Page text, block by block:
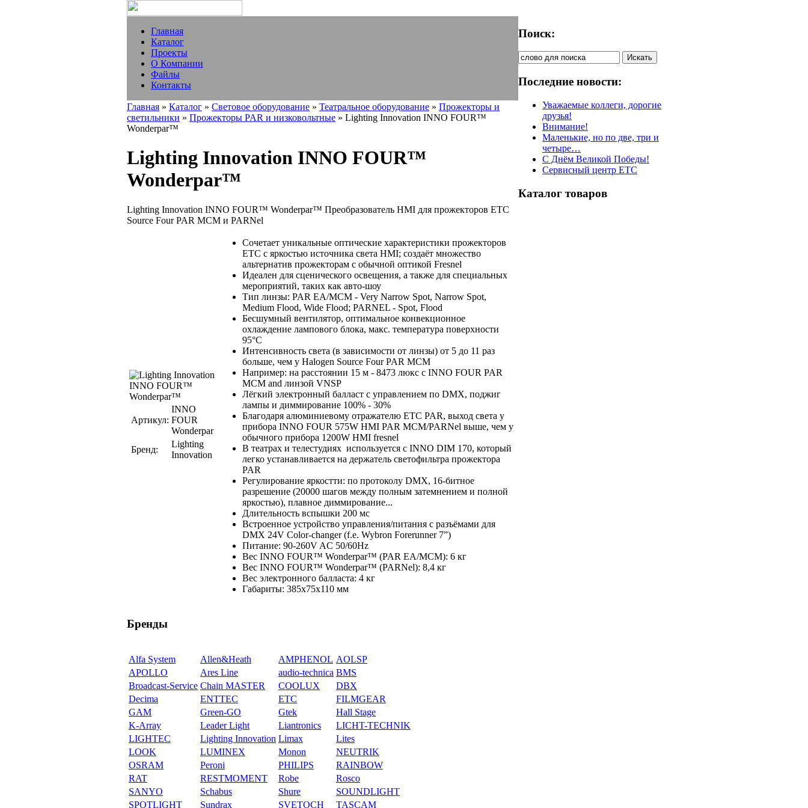
Главная
Каталог
Проекты
О Компании
Файлы
Контакты
Главная » Каталог » Световое оборудование » Театральное оборудование » Прожекторы и
светильники » Прожекторы PAR и низковольтные » Lighting Innovation INNO FOUR™
Wonderpar™
Lighting Innovation INNO FOUR™
Wonderpar™
Lighting Innovation INNO FOUR™ Wonderpar™ Преобразователь HMI для прожекторов ETC
Source Four PAR MCM и PARNel
Артикул:
INNO
FOUR
Wonderpar
Бренд:
Lighting
Innovation
Сочетает уникальные оптические характеристики прожекторов
ETC с яркостью источника света HMI; создаёт множество
альтернатив прожекторам с обычной оптикой Fresnel
Идеален для сценического освещения, а также для специальных
мероприятий, таких как авто-шоу
Тип линзы: PAR EA/MCM - Very Narrow Spot, Narrow Spot,
Medium Flood, Wide Flood; PARNEL - Spot, Flood
Бесшумный вентилятор, оптимальное конвекционное
охлаждение лампового блока, макс. температура поверхности
95°C
Интенсивность света (в зависимости от линзы) от 5 до 11 раз
больше, чем у Halogen Source Four PAR MCM
Например: на расстоянии 15 м - 8473 люкс с INNO FOUR PAR
MCM and линзой VNSP
Лёгкий электронный балласт с управлением по DMX, поджиг
лампы и диммирование 100% - 30%
Благодаря алюминиевому отражателю ETC PAR, выход света у
прибора INNO FOUR 575W HMI PAR MCM/PARNel выше, чем у
обычного прибора 1200W HMI fresnel
В театрах и телестудиях используется с INNO DIM 170, который
легко устанавливается на держатель светофильтра прожектора
PAR
Регулирование яркостти: по протоколу DMX, 16-битное
разрешение (20000 шагов между полным затемнением и полной
яркостью), плавное диммирование...
Длительность вспышки 200 мс
Встроенное устройство управления/питания с разъёмами для
DMX 24V Color-changer (f.e. Wybron Forerunner 7”)
Питание: 90-260V AC 50/60Hz
Вес INNO FOUR™ Wonderpar™ (PAR EA/MCM): 6 кг
Вес INNO FOUR™ Wonderpar™ (PARNel): 8,4 кг
Вес электронного балласта: 4 кг
Габариты: 385x75x110 мм
Бренды
Alfa System Allen&Heath AMPHENOL AOLSP
APOLLO
Ares Line audio-technica BMS
Broadcast-Service Chain MASTER COOLUX
DBX
Decima
ENTTEC ETC
FILMGEAR
GAM
Green-GO Gtek
Hall Stage
K-Array
Leader Light Liantronics
LICHT-TECHNIK
LIGHTEC
Lighting Innovation Limax
Lites
LOOK
LUMINEX Monon
NEUTRIK
OSRAM
Peroni PHILIPS
RAINBOW
RAT
RESTMOMENT Robe
Rosco
SANYO
Schabus Shure
SOUNDLIGHT
SPOTLIGHT
Sundrax SVETOCH TASCAM
Поиск:
Последние новости:
Уважаемые коллеги, дорогие
друзья!
Внимание!
Маленькие, но по две, три и
четыре…
С Днём Великой Победы!
Сервисный центр ETC
Каталог товаров